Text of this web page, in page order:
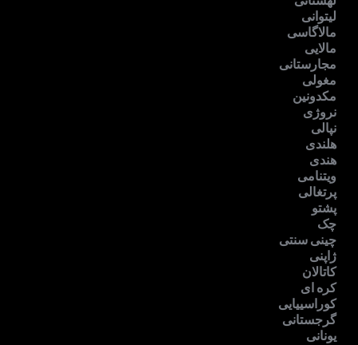
لیتوانی
مالاگاسی
مالایی
مجارستانی
مغولی
مکدونین
نروژی
نپالی
هلندی
هندی
ویتنامی
پرتغالی
پشتو
چک
چینی سنتی
ژاپنی
کاتالان
کره ای
کوراسییایی
گرجستانی
یونانی